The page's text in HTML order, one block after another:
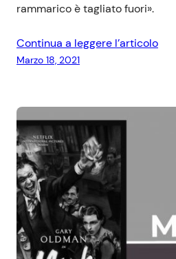
rammarico è tagliato fuori».
Continua a leggere l’articolo
Marzo 18, 2021